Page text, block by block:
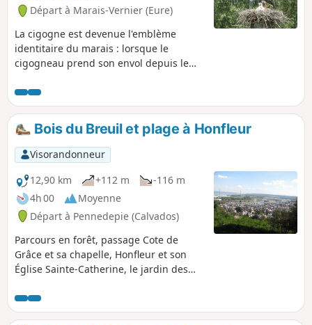
Départ à Marais-Vernier (Eure)
La cigogne est devenue l'emblème
identitaire du marais : lorsque le
cigogneau prend son envol depuis le
préservée en faisant le tour de cette
ancienne boucle de la Seine niché dans
un vaste amphithéâtre de verdure. Avec
ses prairies humides à perte de vue et
ses jolies chaumières, le Marais Vernier
offre un paysage de caractère unique
en Normandie qui invite à la
promenade, particulièrement au
printemps lorsque les pommiers sont
en fleurs.
Bois du Breuil et plage à Honfleur
Visorandonneur
12,90 km
+112 m
-116 m
4h 00
Moyenne
Départ à Pennedepie (Calvados)
Parcours en forêt, passage Cote de
Grâce et sa chapelle, Honfleur et son
Église Sainte-Catherine, le jardin des
et retour dans le bois avec ses
rhododendrons.